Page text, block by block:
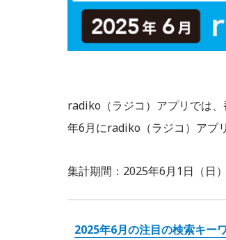
radiko（ラジコ）アプリでは
年6月にradiko（ラジコ）アプ
集計期間：2025年6月1日（日
2025年6月の注目の検索キー